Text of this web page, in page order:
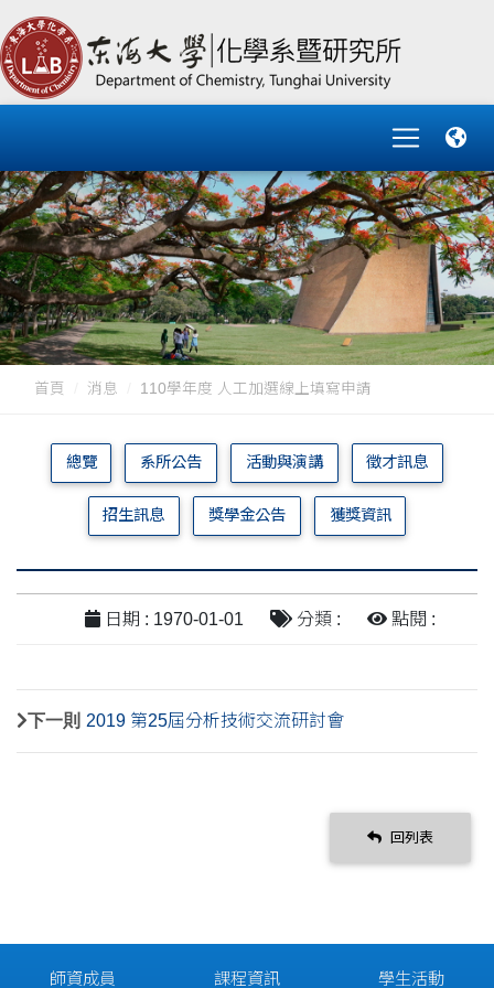
首頁 消息 110學年度 人工加選線上填寫申請
總覽 系所公告 活動與演講 徵才訊息
招生訊息 獎學金公告 獲獎資訊
日期 : 1970-01-01 分類 : 點閱 :
下一則 2019 第25屆分析技術交流研討會
回列表
師資成員 課程資訊 學生活動